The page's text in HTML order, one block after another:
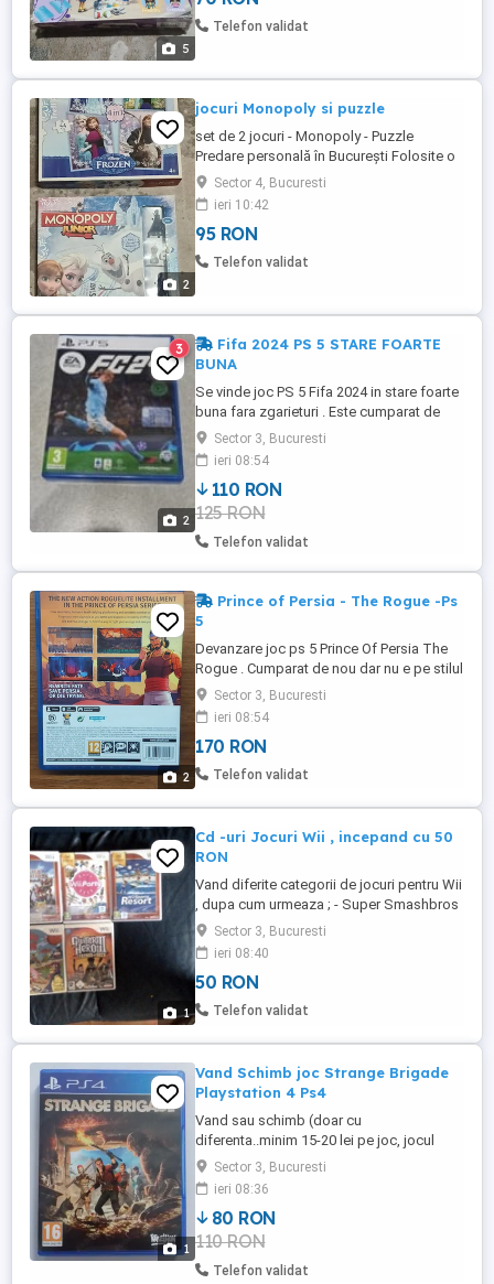
5
Telefon validat
2
jocuri Monopoly si puzzle
set de 2 jocuri - Monopoly - Puzzle
Predare personală în București Folosite o
singură dată.
Sector 4, Bucuresti
ieri 10:42
95 RON
Telefon validat
2
3
Fifa 2024 PS 5 STARE FOARTE
BUNA
Se vinde joc PS 5 Fifa 2024 in stare foarte
buna fara zgarieturi . Este cumparat de
nou . Nu accept schimburi . Pret : 110 ron
Sector 3, Bucuresti
ieri 08:54
110 RON
125 RON
Telefon validat
2
Prince of Persia - The Rogue -Ps
5
Devanzare joc ps 5 Prince Of Persia The
Rogue . Cumparat de nou dar nu e pe stilul
meu. Nu doresc schimburi .
Sector 3, Bucuresti
ieri 08:54
170 RON
Telefon validat
1
Cd -uri Jocuri Wii , incepand cu 50
RON
Vand diferite categorii de jocuri pentru Wii
, dupa cum urmeaza ; - Super Smashbros
Brawl , pr t 250 RON , - Wii Party , pr t 150
Ron - Wiisports Resorts , 250 Ron - Wacky
Races , Crash and dash , pretty 150 RON -
Guitar Hero III , Legend of the Rock , poet
50 RON
Sector 3, Bucuresti
ieri 08:40
50 RON
Telefon validat
1
Vand Schimb joc Strange Brigade
Playstation 4 Ps4
Vand sau schimb (doar cu
diferenta..minim 15-20 lei pe joc, jocul
oferit sa fie in stare buna, fara zgarieturi
sau alte defecte) joc Strange Brigade
pentru Playstation 4 Jocurile de ps4
functioneaza si pe ps5 Mai am si alte
jocuri in celelalte anunturi ale mele. Nu
trimit, doar Bucuresti Pot ajunge ...
Sector 3, Bucuresti
ieri 08:36
80 RON
110 RON
Telefon validat